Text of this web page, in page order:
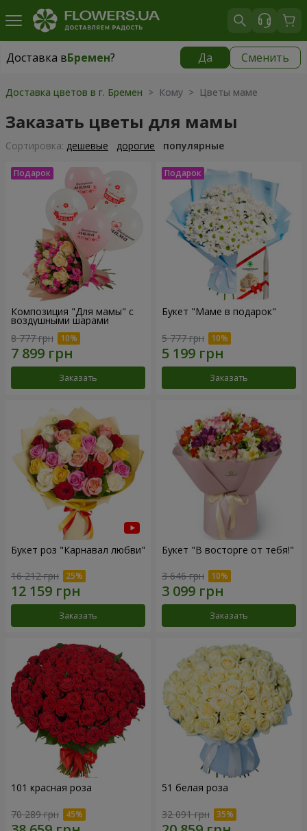
Доставка вБремен? Да Сменить
Доставка вБремен|
Доставка цветов в г. Бремен > Кому > Цветы маме
Заказать цветы для мамы
Cортировка: дешевые дорогие популярные
Композиция "Для мамы" с
воздушными шарами
8 777 грн
Заказать
Букет "Маме в подарок"
5 777 грн
Заказать
Букет роз "Карнавал любви"
16 212 грн
Заказать
Букет "В восторге от тебя!"
3 646 грн
Заказать
101 красная роза
70 289 грн
51 белая роза
32 091 грн